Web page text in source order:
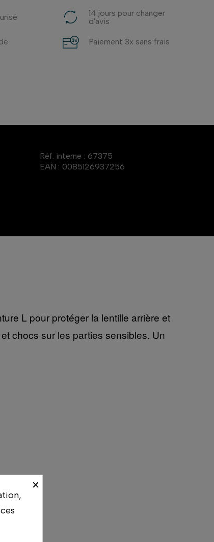
14 jours pour changer
d'avis
Paiement 3x sans frais
Réf. interne : 67375
EAN : 0085126937256
L pour protéger la lentille arrière et
chocs sur les parties sensibles. Un
×